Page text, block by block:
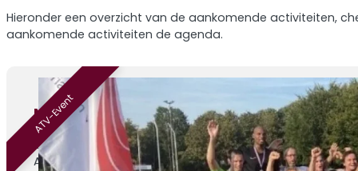
Hieronder een overzicht van de aankomende activiteiten,
aankomende activiteiten de agenda.
Nazomermeerkamp – editie 4
29-08-2026
ATV Venray, Sportlaan 1
ATV-Event